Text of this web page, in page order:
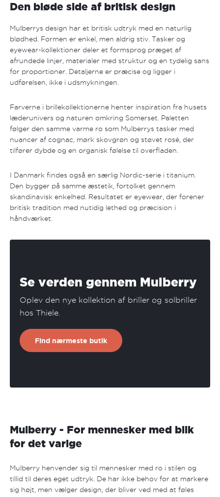
Den bløde side af britisk design
Mulberrys design har et britisk udtryk med en naturlig
blødhed. Formen er enkel, men aldrig stiv. Tasker og
eyewear-kollektioner deler et formsprog præget af
afrundede linjer, materialer med struktur og en tydelig sans
for proportioner. Detaljerne er præcise og ligger i
udførelsen, ikke i udsmykningen.
Farverne i brillekollektionerne henter inspiration fra husets
læderunivers og naturen omkring Somerset. Paletten
følger den samme varme ro som Mulberrys tasker med
nuancer af cognac, mørk skovgrøn og støvet rosé, der
tilfører dybde og en organisk følelse til overfladen.
I Danmark findes også en særlig Nordic-serie i titanium.
Den bygger på samme æstetik, fortolket gennem
skandinavisk enkelhed. Resultatet er eyewear, der forener
britisk tradition med nutidig lethed og præcision i
håndværket.
Se verden gennem Mulberry
Oplev den nye kollektion af briller og solbriller
hos Thiele.
Find nærmeste butik
Mulberry - For mennesker med blik
for det varige
Mulberry henvender sig til mennesker med ro i stilen og
tillid til deres eget udtryk. De har ikke behov for at markere
sig højt, men vælger design, der bliver ved med at føles